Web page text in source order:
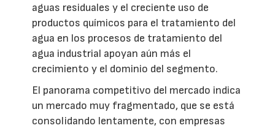
aguas residuales y el creciente uso de
productos químicos para el tratamiento del
agua en los procesos de tratamiento del
agua industrial apoyan aún más el
crecimiento y el dominio del segmento.
El panorama competitivo del mercado indica
un mercado muy fragmentado, que se está
consolidando lentamente, con empresas